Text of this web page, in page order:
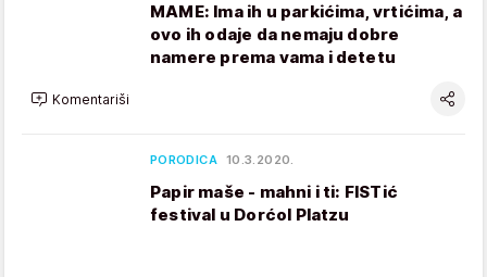
MAME: Ima ih u parkićima, vrtićima, a
ovo ih odaje da nemaju dobre
namere prema vama i detetu
Komentariši
PORODICA 10.3.2020.
Papir maše - mahni i ti: FISTić
festival u Dorćol Platzu